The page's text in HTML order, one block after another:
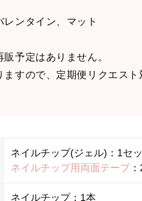
レンタイン、マット
予定はありません。
ますので、定期便リクエスト
ネイルチップ(ジェル)：1セ
ネイルチップ用両面テープ：
ネイルチップ：1本